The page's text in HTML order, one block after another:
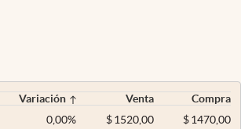
Variación Venta
Compra
0,00% $ 1520,00 $1470,00